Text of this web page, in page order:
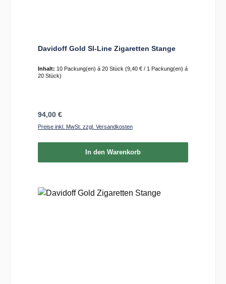
Davidoff Gold Sl-Line Zigaretten Stange
Inhalt: 10 Packung(en) á 20 Stück (9,40 € / 1 Packung(en) á
20 Stück)
Regulärer Preis:
94,00 €
Preise inkl. MwSt. zzgl. Versandkosten
In den Warenkorb